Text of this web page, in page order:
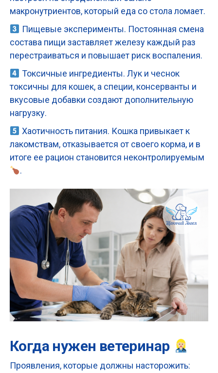
макронутриентов, который еда со стола ломает.
Пищевые эксперименты. Постоянная смена
состава пищи заставляет железу каждый раз
перестраиваться и повышает риск воспаления.
Токсичные ингредиенты. Лук и чеснок
токсичны для кошек, а специи, консерванты и
вкусовые добавки создают дополнительную
нагрузку.
Хаотичность питания. Кошка привыкает к
лакомствам, отказывается от своего корма, и в
итоге ее рацион становится неконтролируемым
.
Когда нужен ветеринар
Проявления, которые должны насторожить: